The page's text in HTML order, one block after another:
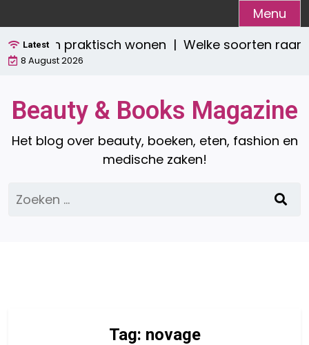
naar
de
inhoud
Menu
Latestén praktisch wonen | Welke soorten
8 August 2026
Beauty & Books Magazine
Het blog over beauty, boeken, eten, fashion en
medische zaken!
Zoeken
naar:
Tag: novage